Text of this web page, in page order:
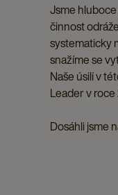
Jsme hluboce
činnost
systematicky
snažíme se
Naše úsilí v
Leader v
Dosáhli jsme